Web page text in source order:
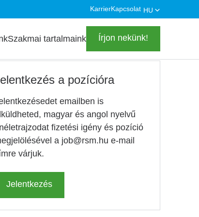
Secondary
navigation
KarrierKapcsolat HU
Highlighted
Írjon nekünk!
Szakmai tartalmaink
a pozícióra
emailben is
magyar és angol nyelvű
fizetési igény és pozíció
a job@rsm.hu e-mail
várjuk.
Jelentkezés